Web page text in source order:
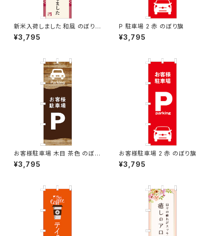
新米入荷しました 和風 のぼり
旗
¥3,795
P 駐車場 2 赤 のぼり旗
¥3,795
お客様駐車場 木目 茶色 のぼり
旗
¥3,795
お客様駐車場 2 赤 のぼり旗
¥3,795